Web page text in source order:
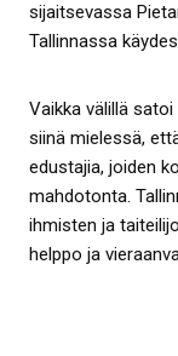
sijaitsevassa
Tallinnassa
Vaikka välillä
siinä mielessä,
edustajia, joiden
mahdotonta.
ihmisten ja
helppo ja